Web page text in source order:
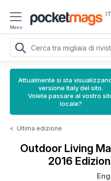
Menu
IT
Attualmente si sta
versione Italy del sito.
Volete passare al vostro
locale?
< Ultima edizione
Outdoor Living
2016